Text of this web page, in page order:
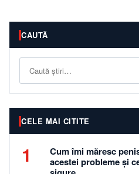
CAUTĂ
Caută
CELE MAI CITITE
1
Cum îmi măresc
acestei probleme și